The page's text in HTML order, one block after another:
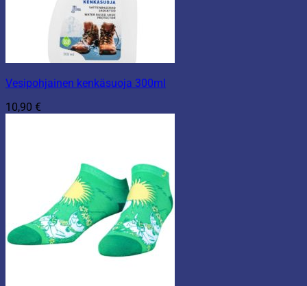
Vesipohjainen kenkäsuoja 300ml
10,90 €